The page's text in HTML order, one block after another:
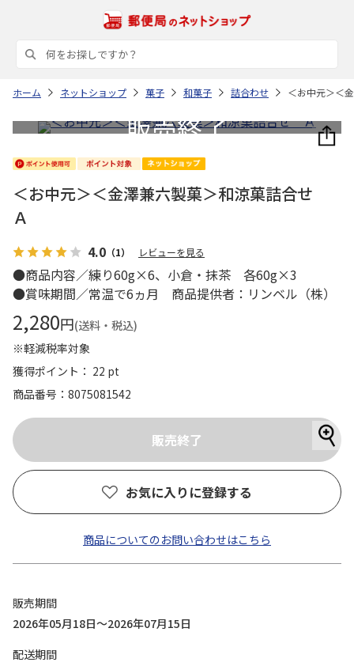
ホーム ネットショップ 菓子 和菓子 詰合わせ ＜お中元＞＜
＜お中元＞＜金澤兼六製菓＞和涼菓詰合せ
Ａ
4.0 （1） レビューを見る
●商品内容／練り60g×6、小倉・抹茶 各60g×3
●賞味期間／常温で6ヵ月 商品提供者：リンベル（株）
2,280円(送料・税込)
※軽減税率対象
獲得ポイント： 22 pt
商品番号
8075081542
お気に入りに登録する
商品についてのお問い合わせはこちら
販売期間
2026年05月18日～2026年07月15日
配送期間